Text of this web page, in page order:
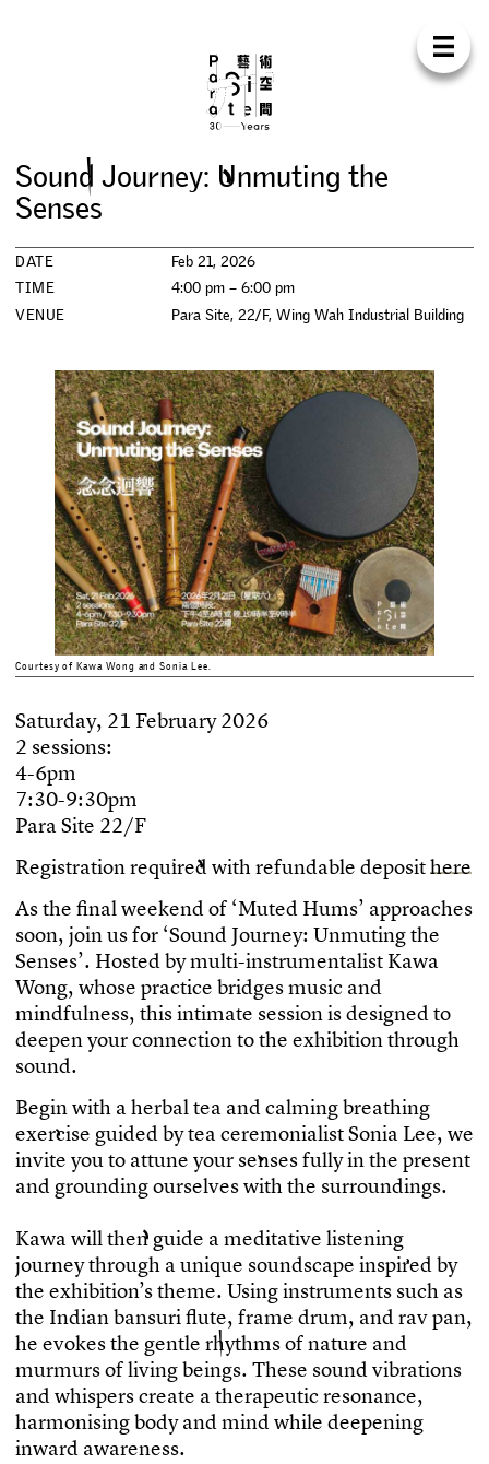
Para
UT SUP
EX HIBITIONS
PROGRAMMES
ON ERENCE
PUBLICATION
WORKSH O
Sound Journey: Unmuting the
Senses
DATE
Feb 21, 2026
TIME
4:00 pm – 6:00 pm
VENUE
Para Site, 22/F, Wing Wah Industrial Building
Courtesy of Kawa Wong and Sonia Lee.
Saturday, 21 February 2026
2 sessions:
4-6pm
7:30-9:30pm
Para Site 22/F
Registrationrequiredwithrefundable deposithere
Asthe fnalweekendof ‘Muted Hums’ approaches
soon, joinusfor ‘SoundJourney: Unmutingthe
Senses’. Hostedbymulti-instrumentalist Kawa
Wong, whose practice bridgesmusic and
mindfulness, thisintimate sessionisdesignedto
deepenyourconnectiontothe exhibitionthrough
sound.
Beginwith a herbaltea andcalmingbreathing
exercise guidedbytea ceremonialistSonia Lee, we
invite youto attune your sensesfullyinthe present
and groundingourselveswiththe surroundings.
Kawa willthen guide a meditative listening
journeythrough a unique soundscape inspiredby
the exhibition’stheme. Usinginstruments such as
the Indianbansurifute, frame drum, andravpan,
he evokesthe gentle rhythmsofnature and
murmursoflivingbeings. These soundvibrations
andwhisperscreate a therapeutic resonance,
harmonisingbody andmindwhile deepening
inward awareness.